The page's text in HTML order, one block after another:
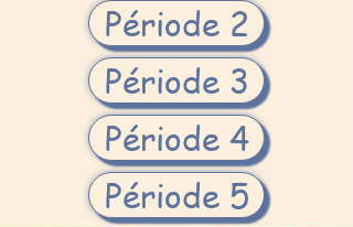
Période 2
Période 3
Période 4
Période 5